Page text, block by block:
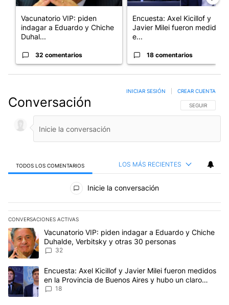
Vacunatorio VIP: piden
indagar a Eduardo y Chiche
Duhal...
32 comentarios
Encuesta: Axel Kicillof y
Javier Milei fueron medidos
e...
18 comentarios
Conversación SIGA ESTA
SEGUIR
INICIAR SESIÓN CREAR CUENTA
TODOS LOS COMENTARIOS LOS MÁS RECIENTES
Todos los comentarios
Inicie la conversación
CONVERSACIONES ACTIVAS
Este listado muestra los artículos con más comentarios en los
Un artículo de tendencia con el título "Vacunatorio VIP: piden
Vacunatorio VIP: piden indagar a Eduardo y Chiche
Duhalde, Verbitsky y otras 30 personas
32
Un artículo de tendencia con el título "Encuesta: Axel Kicillof y
Encuesta: Axel Kicillof y Javier Milei fueron medidos
en la Provincia de Buenos Aires y hubo un claro
ganador
18